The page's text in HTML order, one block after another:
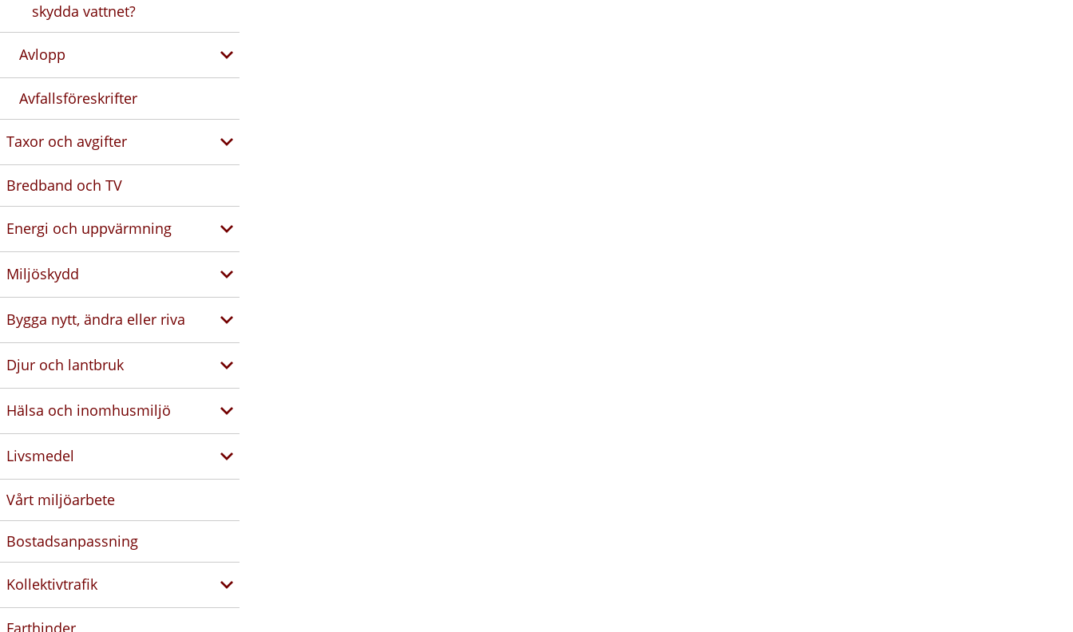
skydda vattnet?
Avlopp
Avfallsföreskrifter
Taxor och avgifter
Bredband och TV
Energi och uppvärmning
Miljöskydd
Bygga nytt, ändra eller riva
Djur och lantbruk
Hälsa och inomhusmiljö
Livsmedel
Vårt miljöarbete
Bostadsanpassning
Kollektivtrafik
Farthinder